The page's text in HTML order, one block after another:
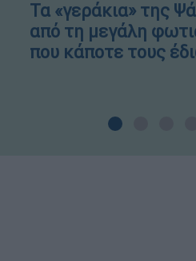
Τα «γεράκια» της
από τη μεγάλη
που κάποτε τους